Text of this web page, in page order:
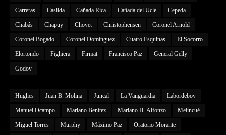
Carreras Casilda Cañada Rica Cañada del Ucle Cepeda
Chabás Chapuy Chovet Christophensen Coronel Arnold
Coronel Bogado Coronel Domínguez Cuatro Esquinas El Socorro
Elortondo Fighiera Firmat Francisco Paz General Gelly
Godoy
Hughes Juan B. Molina Juncal La Vanguardia Labordeboy
Manuel Ocampo Mariano Benítez Mariano H. Alfonzo Melincué
Miguel Torres Murphy Máximo Paz Oratorio Morante